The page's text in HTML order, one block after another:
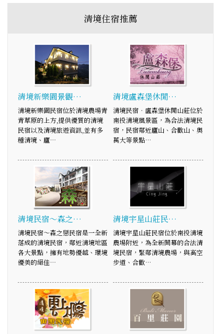
清境住宿推薦
清境新樂園景觀…
清境新樂園民宿位於清境農場青
青草原的上方,提供優質的清境
民宿以及清境旅遊資訊,並有多
種清境、廬…
清境盧森堡休閒…
清境民宿‧盧森堡休閒山莊位於
南投清境風景區，為合法清境民
宿，民宿鄰近廬山、合歡山、奧
萬大等景點…
清境民宿～森之…
清境民宿～森之戀民宿是一全新
落成的清境民宿，鄰近清境地區
各大景點，擁有地勢優越、環境
優美的絕佳…
清境宇星山莊民…
清境宇星山莊民宿位於南投清境
農場附近，為全新開幕的合法清
境民宿，緊鄰清境農場，與高空
步道、合歡…